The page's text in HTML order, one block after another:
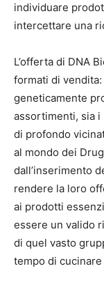
individuare
intercettare una
L’offerta di DNA
formati di
geneticamente
assortimenti, sia i
di profondo
al mondo dei
dall’inserimento
rendere la loro
ai prodotti
essere un valido
di quel vasto
tempo di